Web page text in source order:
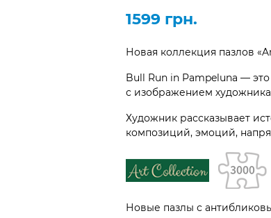
1599 грн.
Новая коллекция пазлов
Bull Run in Pampeluna —
с изображением
Художник рассказывает
композиций, эмоций,
Новые пазлы с